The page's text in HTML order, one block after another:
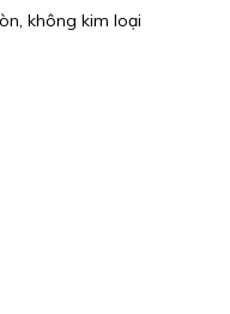
không kim loại